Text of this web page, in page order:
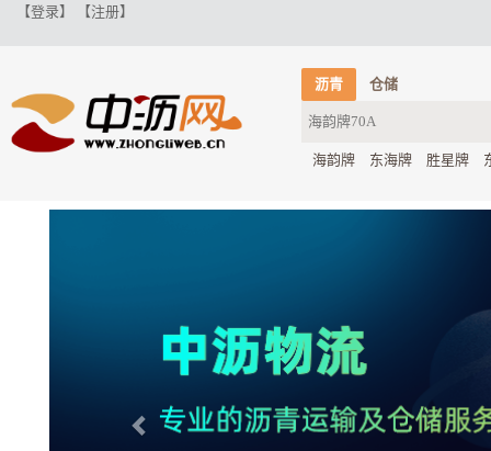
【登录】 【注册】
沥青 仓储
海韵牌 东海牌 胜星牌